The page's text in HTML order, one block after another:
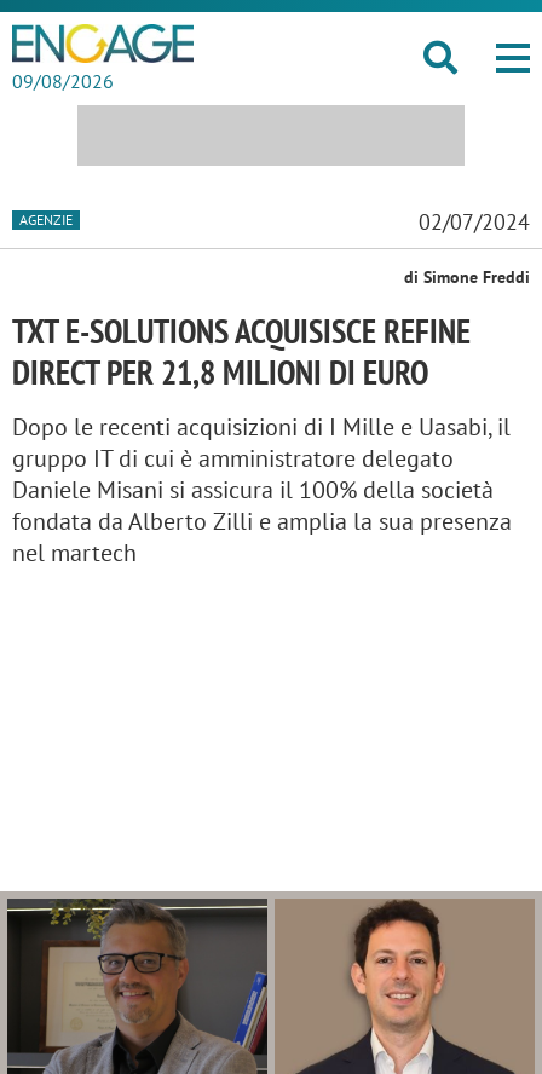
09/08/2026
AGENZIE 02/07/2024
di Simone Freddi
TXT E-SOLUTIONS ACQUISISCE REFINE
DIRECT PER 21,8 MILIONI DI EURO
Dopo le recenti acquisizioni di I Mille e Uasabi, il
gruppo IT di cui è amministratore delegato
Daniele Misani si assicura il 100% della società
fondata da Alberto Zilli e amplia la sua presenza
nel martech